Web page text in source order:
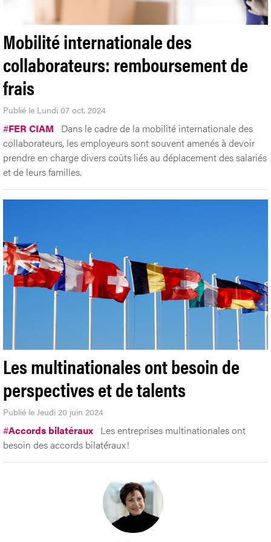
Mobilité internationale des
collaborateurs: remboursement de
frais
Publié le Lundi 07 oct. 2024
#FER CIAM
Dans le cadre de la mobilité internationale des
collaborateurs, les employeurs sont souvent amenés à devoir
prendre en charge divers coûts liés au déplacement des salariés
et de leurs familles.
Les multinationales ont besoin de
perspectives et de talents
Publié le Jeudi 20 juin 2024
#Accords bilatéraux Les entreprises multinationales ont
besoin des accords bilatéraux!